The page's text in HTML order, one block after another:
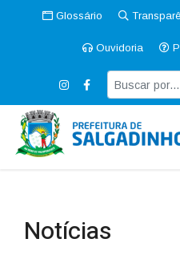
Glossário
Ouvidoria
Notícias